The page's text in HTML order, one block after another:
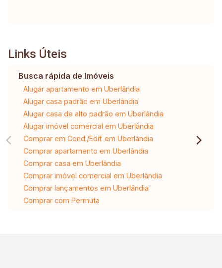
Links Úteis
Busca rápida de Imóveis
Alugar apartamento em Uberlândia
Alugar casa padrão em Uberlândia
Alugar casa de alto padrão em Uberlândia
Alugar imóvel comercial em Uberlândia
Comprar em Cond./Edif. em Uberlândia
Comprar apartamento em Uberlândia
Comprar casa em Uberlândia
Comprar imóvel comercial em Uberlândia
Comprar lançamentos em Uberlândia
Comprar com Permuta